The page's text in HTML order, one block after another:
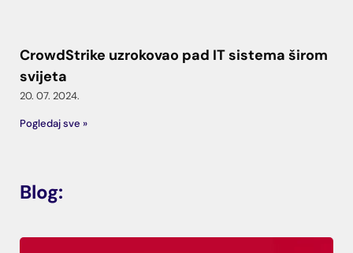
CrowdStrike uzrokovao pad IT sistema širom
svijeta
20. 07. 2024.
Pogledaj sve »
Blog: